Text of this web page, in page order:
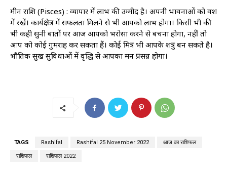
मीन राशि (Pisces) : व्यापार में लाभ की उम्मीद है। अपनी भावनाओं को वश
में रखें। कार्यक्षेत्र में सफलता मिलने से भी आपको लाभ होगा। किसी भी की
भी कही सुनी बातों पर आज आपको भरोसा करने से बचना होगा, नहीं तो
आप को कोई गुमराह कर सकता हैं। कोई मित्र भी आपके शत्रु बन सकते है।
भौतिक सुख सुविधाओं में वृद्धि से आपका मन प्रसन्न होगा।
TAGS Rashifal Rashifal 25 November 2022 आज का राशिफल
राशिफल राशिफल 2022